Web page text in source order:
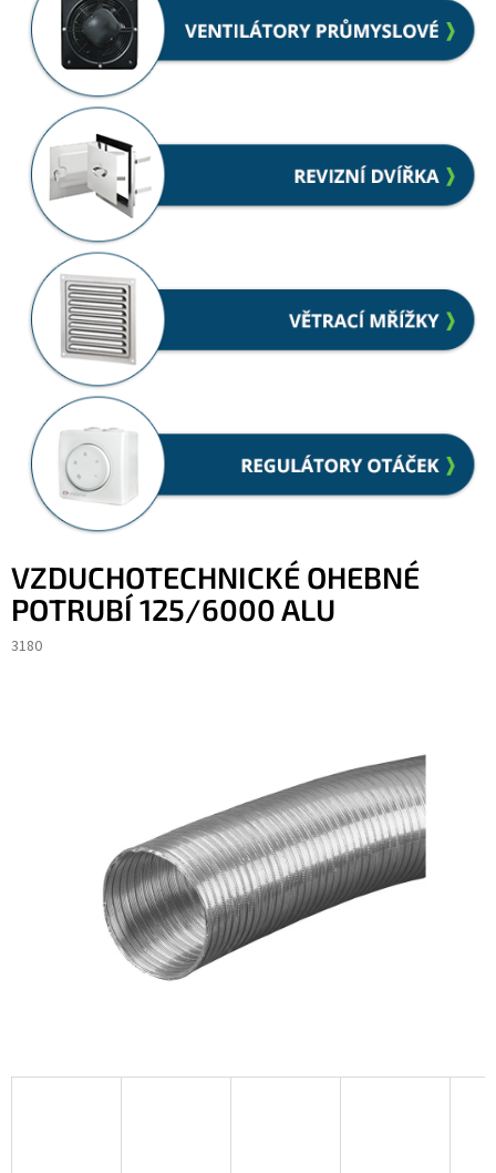
VZDUCHOTECHNICKÉ OHEBNÉ
POTRUBÍ 125/6000 ALU
3180